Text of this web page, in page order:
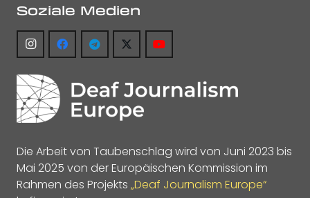
Soziale Medien
Die Arbeit von Taubenschlag wird von Juni 2023 bis
Mai 2025 von der Europäischen Kommission im
Rahmen des Projekts „Deaf Journalism Europe“